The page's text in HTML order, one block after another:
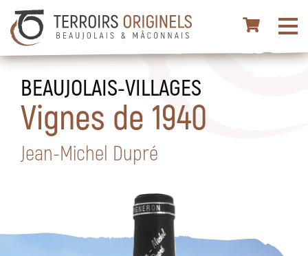
BEAUJOLAIS-VILLAGES
Vignes de 1940
Jean-Michel Dupré